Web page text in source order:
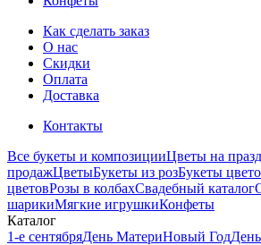
Как сделать заказ
О нас
Скидки
Оплата
Доставка
Контакты
Все букеты и композицииЦветы на
продажЦветыБукеты из розБукеты
цветовРозы в колбахСвадебный каталог
шарикиМягкие игрушкиКонфеты
Каталог
1-е сентябряДень МатериНовый Год